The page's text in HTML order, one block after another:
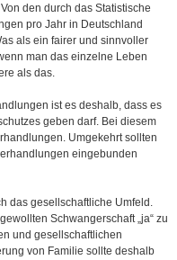
den durch das Statistische
pro Jahr in Deutschland
als ein fairer und sinnvoller
man das einzelne Leben
als das.
ist es deshalb, dass es
geben darf. Bei diesem
Umgekehrt sollten
eingebunden
das gesellschaftliche Umfeld.
Schwangerschaft „ja“ zu
und gesellschaftlichen
von Familie sollte deshalb